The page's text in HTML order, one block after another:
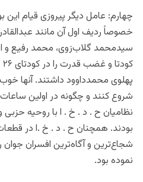
چهارم: عامل دیگر پیروزی قیام
خصوصاً ردیف اول آن مانند
سیدمحمد گلاب‌زوی، محمد رفیع و
پهلوی محمدداوود داشتند. آنها خوب
شروع کنند و چگونه در اولین
نظامیان ح . د . خ . ا با روحیه حزبی
بودند. همچنان ح . د . خ .ا در قطعات
شجاع‌ترین و آگاه‌ترین افسران
نموده بود.